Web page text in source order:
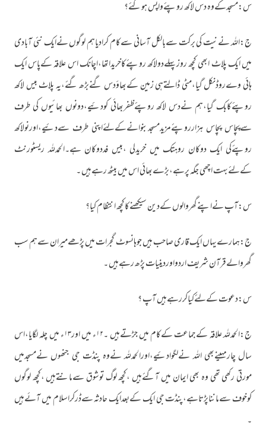
س:مسجدکےوہ دس لاکھ روپئےواپس ہوگئے؟
ج:اللہ نےنیت کی برکت سےبالکل آسانی سےکام کرادیاہم لوگوں نےایک نئی آبادی
میں ایک پلاٹ ابھی کچھ روزپہلےدولاکھ روپئےکاخریداتھا،اچانک اس علاقہ کےپاس ایک
ہائی وےروڈنکل گیا،مٹی ڈالتےہی زمین کےبھاؤدس گنےبڑھ گئے،یہ پلاٹ بیس لاکھ
روپئےکابک گیا،ہم نےدس لاکھ روپئےظفربھائی کودئیے،دونوں بھائیوں کی طرف
سےپچاس پچاس ہزارروپئےمزیدمسجدبنوانےکےلئےاپنی طرف سےدئیے،اورنولاکھ
روپئےکی ایک دوکان روہتک میں خریدلی ،بیس فددوکان ہے۔الحمدللہ ریسٹورنٹ
کےلئےبہت اچھی جگہ پرہے،بڑےبھائی اس میں بیٹھ رہےہیں ۔
س:آپ نےاپنےگھروالوں کےدین سیکھنےکاکچھ انتظام کیا؟
ج:ہمارےیہاں ایک قاری صاحب ہیں جوہانسوٹ گجرات میں پڑھےمیران سےہم سب
گھروالےقرآن شریف اردواوردینیات پڑھ رہےہیں ۔
س:دعوت کےلئےکیاکررہےہیں آپ ؟
ج:الحمدللہ علاقہ کےجماعت کےکام میں جڑتےہیں ۔۱۲ء میں اور۱۳ء میں چلہ لگایا،اس
سال چارمہینےبھی اللہ نےلگوادئیے،اورالحمدللہ نےوہ پنڈت جی جنھوں نےمسجدمیں
مورتی رکھی تھی وہ بھی ایمان میں آگئےہیں ،کچھ لوگ توشوق سےمانتےہیں ،کچھ لوگوں
کوخوف سےمانناپڑتاہے،پنڈت جی ایک کےبعدایک حادثہ سےڈرکراسلام میں آئےہیں
۔